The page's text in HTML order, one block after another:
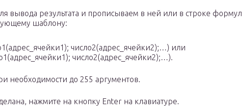
вывода результата и прописываем в ней или в строке формул
шаблону:
число2(адрес_ячейки2);…) или
число2(адрес_ячейки2);…).
необходимости до 255 аргументов.
нажмите на кнопку Enter на клавиатуре.